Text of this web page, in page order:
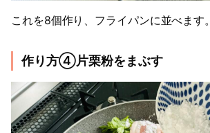
これを8個作り、フライパンに並べます。
作り方④片栗粉をまぶす